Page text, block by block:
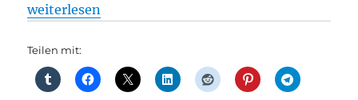
„Bahnverkehr: Deutsche Bahn erneuert Gleise der
weiterlesen
Teilen mit: